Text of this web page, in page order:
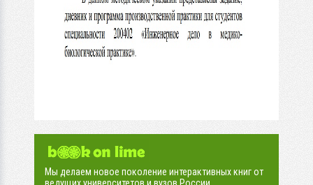
Мы делаем новое поколение интерактивных книг от
ведущих университетов и вузов России.